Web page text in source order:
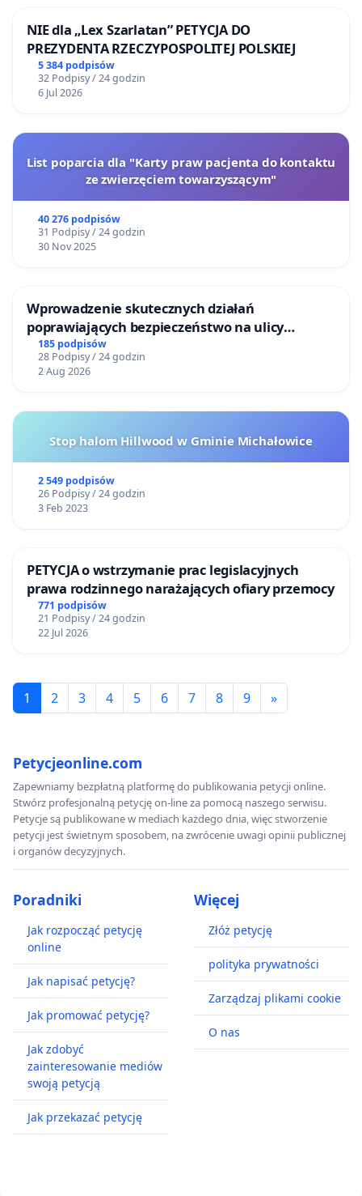
NIE dla „Lex Szarlatan” PETYCJA DO
PREZYDENTA RZECZYPOSPOLITEJ POLSKIEJ
5 384 podpisów
32 Podpisy / 24 godzin
6 Jul 2026
List poparcia dla "Karty praw pacjenta do kontaktu
ze zwierzęciem towarzyszącym"
40 276 podpisów
31 Podpisy / 24 godzin
30 Nov 2025
Wprowadzenie skutecznych działań
poprawiających bezpieczeństwo na ulicy
Żeromskiego w Otwocku
185 podpisów
28 Podpisy / 24 godzin
2 Aug 2026
Stop halom Hillwood w Gminie Michałowice
2 549 podpisów
26 Podpisy / 24 godzin
3 Feb 2023
PETYCJA o wstrzymanie prac legislacyjnych
prawa rodzinnego narażających ofiary przemocy
771 podpisów
21 Podpisy / 24 godzin
22 Jul 2026
1 2 3 4 5 6 7 8 9 »
Petycjeonline.com
Zapewniamy bezpłatną platformę do publikowania petycji online.
Stwórz profesjonalną petycję on-line za pomocą naszego serwisu.
Petycje są publikowane w mediach każdego dnia, więc stworzenie
petycji jest świetnym sposobem, na zwrócenie uwagi opinii publicznej
i organów decyzyjnych.
Poradniki
Jak rozpocząć petycję
online
Jak napisać petycję?
Jak promować petycję?
Jak zdobyć
zainteresowanie mediów
swoją petycją
Jak przekazać petycję
Więcej
Złóż petycję
polityka prywatności
Zarządzaj plikami cookie
O nas